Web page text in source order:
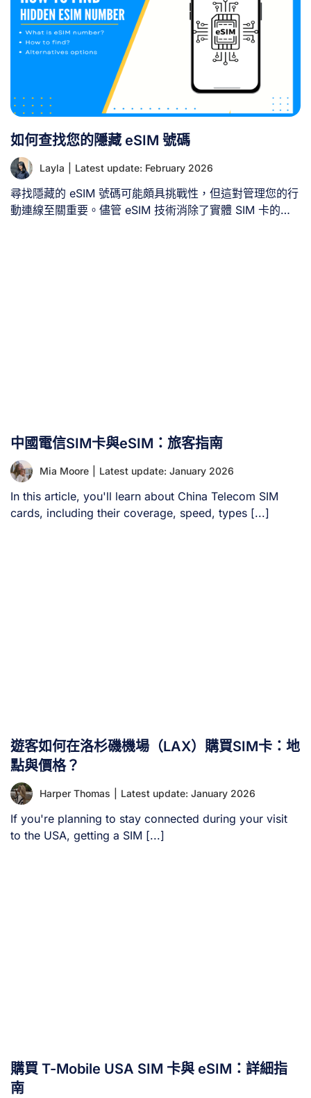
如何查找您的隱藏 eSIM 號碼
Layla Latest update: February 2026
尋找隱藏的 eSIM 號碼可能頗具挑戰性，但這對管理您的行
動連線至關重要。儘管 eSIM 技術消除了實體 SIM 卡的需
中國電信SIM卡與eSIM：旅客指南
Mia Moore Latest update: January 2026
In this article, you'll learn about China Telecom SIM
cards, including their coverage, speed, types [...]
遊客如何在洛杉磯機場（LAX）購買SIM卡：地
點與價格？
Harper Thomas Latest update: January 2026
If you're planning to stay connected during your visit
to the USA, getting a SIM [...]
購買 T-Mobile USA SIM 卡與 eSIM：詳細指
南